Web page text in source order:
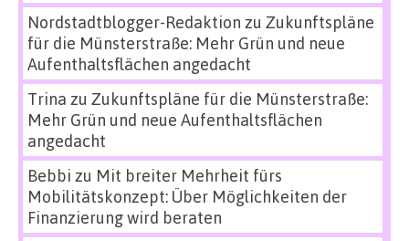
Nordstadtblogger-Redaktion zu Zukunftspläne
für die Münsterstraße: Mehr Grün und neue
Aufenthaltsflächen angedacht
Trina zu Zukunftspläne für die Münsterstraße:
Mehr Grün und neue Aufenthaltsflächen
angedacht
Bebbi zu Mit breiter Mehrheit fürs
Mobilitätskonzept: Über Möglichkeiten der
Finanzierung wird beraten